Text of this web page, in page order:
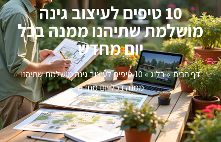
10 טיפים לעיצוב גינה
מושלמת שתיהנו ממנה בכל
יום מחדש
דף הבית»בלוג»
10 טיפים לעיצוב גינה מושלמת שתיהנו
ממנה בכל יום מחדש